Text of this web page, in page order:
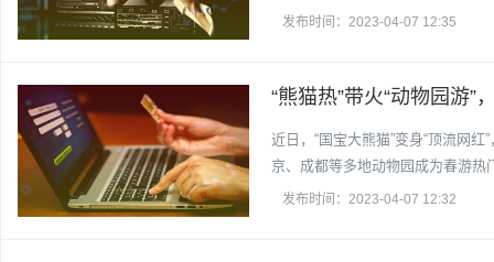
发布时间：2023-04-07 12:35
“熊猫热”带火“动物园游
近日，“国宝大熊猫”变身“顶流网
京、成都等多地动物园成为春游热
发布时间：2023-04-07 12:32